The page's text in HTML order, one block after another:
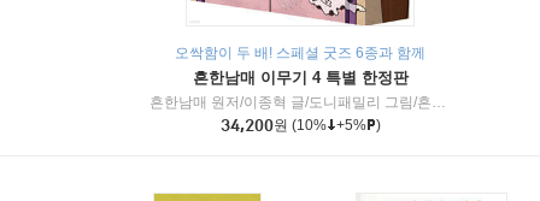
오싹함이 두 배! 스페셜 굿즈 6종과 함께
흔한남매 이무기 4 특별 한정판
흔한남매 원저/이종혁 글/도니패밀리 그림/흔한컴퍼니 감수
34,200원 (10% +5% )